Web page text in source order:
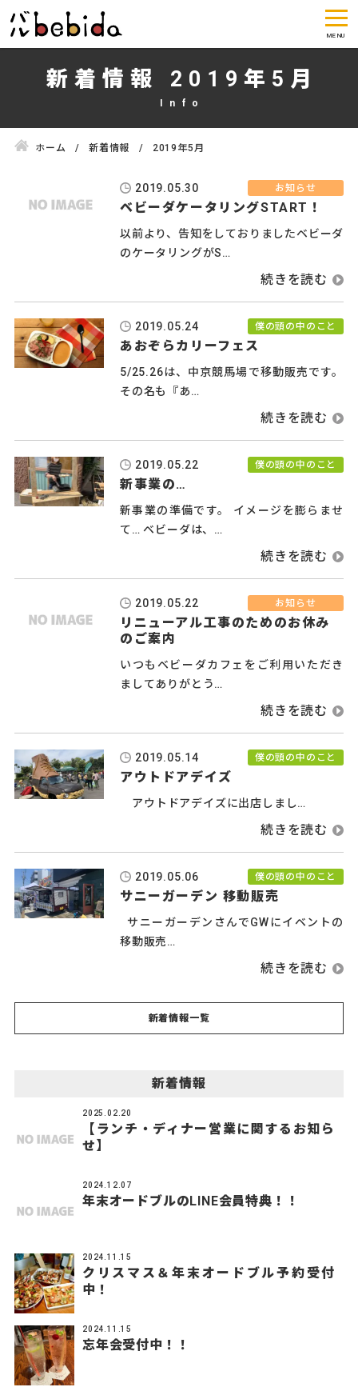
新着情報 2019年5月
ホーム 新着情報 2019年5月
2019.05.30 お知らせ
ベビーダケータリングSTART！
以前より、告知をしておりましたベビーダ
のケータリングがS…
2019.05.24 僕の頭の中のこと
あおぞらカリーフェス
5/25.26は、中京競馬場で移動販売です。
その名も『あ…
2019.05.22 僕の頭の中のこと
新事業の…
新事業の準備です。 イメージを膨らませ
て… ベビーダは、…
2019.05.22 お知らせ
リニューアル工事のためのお休み
のご案内
いつもベビーダカフェをご利用いただき
ましてありがとう…
2019.05.14 僕の頭の中のこと
アウトドアデイズ
アウトドアデイズに出店しまし…
2019.05.06 僕の頭の中のこと
サニーガーデン 移動販売
サニーガーデンさんでGWにイベントの
移動販売…
新着情報一覧
新着情報
2025.02.20
【ランチ・ディナー営業に関するお知ら
せ】
2024.12.07
年末オードブルのLINE会員特典！！
2024.11.15
クリスマス＆年末オードブル予約受付
中！
2024.11.15
忘年会受付中！！